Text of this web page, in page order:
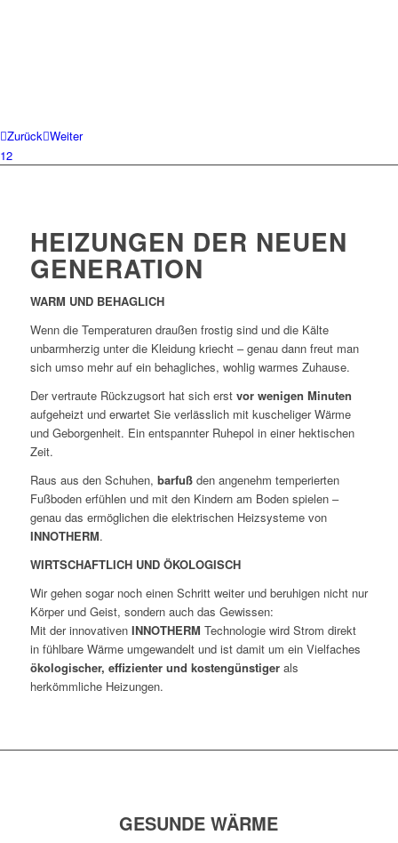
Zurück Weiter
12
HEIZUNGEN DER NEUEN
GENERATION
WARM UND BEHAGLICH
Wenn die Temperaturen draußen frostig sind und die Kälte
unbarmherzig unter die Kleidung kriecht – genau dann freut man
sich umso mehr auf ein behagliches, wohlig warmes Zuhause.
Der vertraute Rückzugsort hat sich erst vor wenigen Minuten
aufgeheizt und erwartet Sie verlässlich mit kuscheliger Wärme
und Geborgenheit. Ein entspannter Ruhepol in einer hektischen
Zeit.
Raus aus den Schuhen, barfußden angenehm temperierten
Fußboden erfühlen und mit den Kindern am Boden spielen –
genau das ermöglichen die elektrischen Heizsysteme von
INNOTHERM.
WIRTSCHAFTLICH UND ÖKOLOGISCH
Wir gehen sogar noch einen Schritt weiter und beruhigen nicht nur
Körper und Geist, sondern auch das Gewissen:
Mit der innovativen INNOTHERM Technologie wird Strom direkt
in fühlbare Wärme umgewandelt und ist damit um ein Vielfaches
ökologischer, effizienter und kostengünstigerals
herkömmliche Heizungen.
GESUNDE WÄRME